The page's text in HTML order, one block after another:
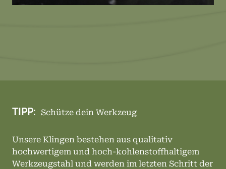
TIPP: Schütze dein Werkzeug
Unsere Klingen bestehen aus qualitativ
hochwertigem und hoch-kohlenstoffhaltigem
Werkzeugstahl und werden im letzten Schritt der